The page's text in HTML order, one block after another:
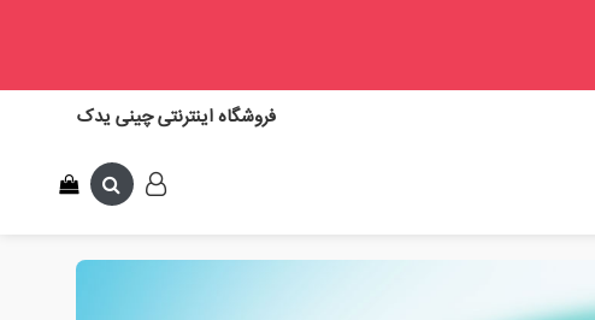
فروشگاه اینترنتی چینی یدک